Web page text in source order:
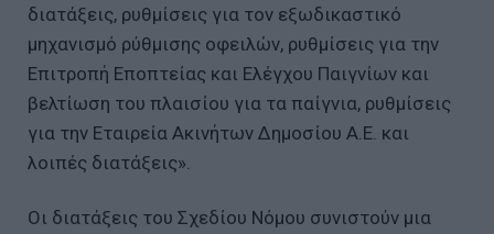
διατάξεις, ρυθμίσεις για τον εξωδικαστικό
μηχανισμό ρύθμισης οφειλών, ρυθμίσεις για την
Επιτροπή Εποπτείας και Ελέγχου Παιγνίων και
βελτίωση του πλαισίου για τα παίγνια, ρυθμίσεις
για την Εταιρεία Ακινήτων Δημοσίου Α.Ε. και
λοιπές διατάξεις».
Οι διατάξεις του Σχεδίου Νόμου συνιστούν μια